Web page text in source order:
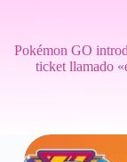
Pokémon GO
ticket llamado